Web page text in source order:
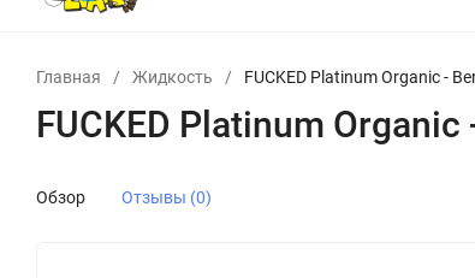
Главная / Жидкость / FUCKED Platinum Organic -
FUCKED Platinum
Обзор Отзывы (0)